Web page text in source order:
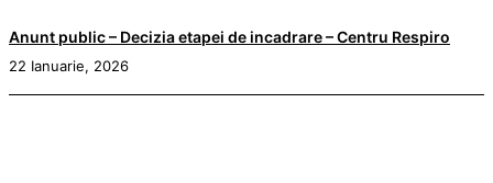
Anunt public – Decizia etapei de incadrare – Centru Respiro
22 Ianuarie, 2026